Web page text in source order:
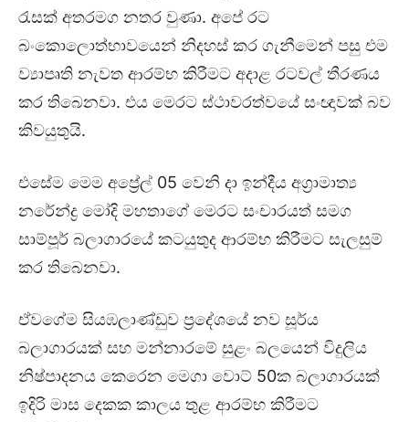
රැසක් අතරමග නතර වුණා. අපේ රට
බංකොලොත්භාවයෙන් නිදහස් කර ගැනීමෙන් පසු එම
ව්‍යාපෘති නැවත ආරම්භ කිරීමට අදාළ රටවල් තීරණය
කර තිබෙනවා. එය මෙරට ස්ථාවරත්වයේ සංඥාවක් බව
කිවයුතුයි.
එසේම මෙම අප්‍රේල් 05 වෙනි දා ඉන්දීය අග්‍රාමාත්‍ය
නරේන්ද්‍ර මෝදි මහතාගේ මෙරට සංචාරයත් සමග
සාම්පූර් බලාගාරයේ කටයුතුද ආරම්භ කිරීමට සැලසුම්
කර තිබෙනවා. ‍
ඒවගේම සියඹලාණ්ඩුව ප්‍රදේශයේ නව සූර්ය
බලාගාරයක් සහ මන්නාරමේ සුළං බලයෙන් විදුලිය
නිෂ්පාදනය කෙරෙන මෙගා වොට් 50ක බලාගාරයක්
ඉදිරි මාස දෙකක කාලය තුළ ආරම්භ කිරීමට